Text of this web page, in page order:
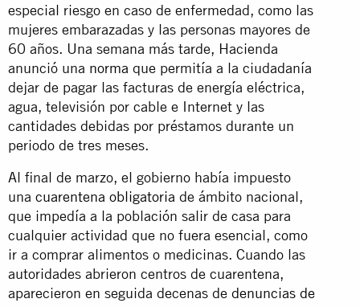
especial riesgo en caso de enfermedad, como las
mujeres embarazadas y las personas mayores de
60 años. Una semana más tarde, Hacienda
anunció una norma que permitía a la ciudadanía
dejar de pagar las facturas de energía eléctrica,
agua, televisión por cable e Internet y las
cantidades debidas por préstamos durante un
periodo de tres meses.
Al final de marzo, el gobierno había impuesto
una cuarentena obligatoria de ámbito nacional,
que impedía a la población salir de casa para
cualquier actividad que no fuera esencial, como
ir a comprar alimentos o medicinas. Cuando las
autoridades abrieron centros de cuarentena,
aparecieron en seguida decenas de denuncias de